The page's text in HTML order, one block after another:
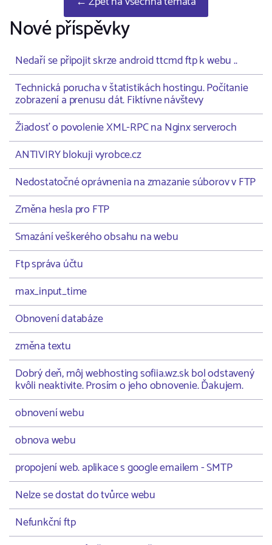
Nové příspěvky
Nedaří se připojit skrze android ttcmd ftp k webu ..
Technická porucha v štatistikách hostingu. Počítanie
zobrazení a prenusu dát. Fiktívne návštevy
Žiadosť o povolenie XML-RPC na Nginx serveroch
ANTIVIRY blokuji vyrobce.cz
Nedostatočné oprávnenia na zmazanie súborov v FTP
Změna hesla pro FTP
Smazání veškerého obsahu na webu
Ftp správa účtu
max_input_time
Obnovení databáze
změna textu
Dobrý deň, môj webhosting sofiia.wz.sk bol odstavený
kvôli neaktivite. Prosím o jeho obnovenie. Ďakujem.
obnovení webu
obnova webu
propojení web. aplikace s google emailem - SMTP
Nelze se dostat do tvůrce webu
Nefunkční ftp